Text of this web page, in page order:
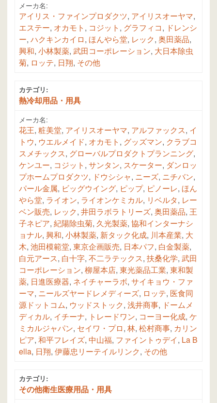
メーカ名:
アイリス・ファインプロダクツ, アイリスオーヤマ,
エステー, オカモト , コジット , グラフィコ, ドレンシ
ー, ハクキンカイロ, ほんやら堂, レック, 奥田薬品,
興和, 小林製薬, 武田コーポレーション, 大日本除虫
菊, ロッテ, 日翔, その他
カテゴリ:
熱冷却用品・用具
メーカ名:
花王, 粧美堂, アイリスオーヤマ, アルファックス, イ
トウ, ウエルメイド, オカモト , グッズマン, クラブコ
スメチックス, グローバルプロダクトプランニング,
ケンユー, コジット , サンタン, スケーター, ダンロッ
プホームプロダクツ, ドウシシャ, ニーズ, ニチバン,
パール金属, ビッグウイング, ピップ, ピノーレ, ほん
やら堂, ライオン, ライオンケミカル, リベルタ, レー
ベン販売, レック, 井田ラボラトリーズ, 奥田薬品, 王
子ネピア, 紀陽除虫菊, 久光製薬, 協和インターナシ
ョナル, 興和, 小林製薬, 新タック化成, 川本産業, 大
木, 池田模範堂, 東京企画販売, 日本パフ, 白金製薬,
白元アース, 白十字, 不二ラテックス, 扶桑化学, 武田
コーポレーション, 柳屋本店, 東光薬品工業, 東和製
薬, 日進医療器, ネイチャーラボ, サイキョウ・ファ
ーマ, ニールズヤードレメディーズ, ロッテ, 医食同
源ドットコム, ウッドストック, 浅井商事, ドームメ
ディカル, イチーナ, トレードワン, コーヨー化成, ケ
ミカルジャパン, セイワ・プロ, 林, 松村商事, カリン
ピア, 和平フレイズ, 中山福, ファイントゥデイ, La B
ella, 日翔, 伊藤忠リーテイルリンク, その他
カテゴリ:
その他衛生医療用品・用具